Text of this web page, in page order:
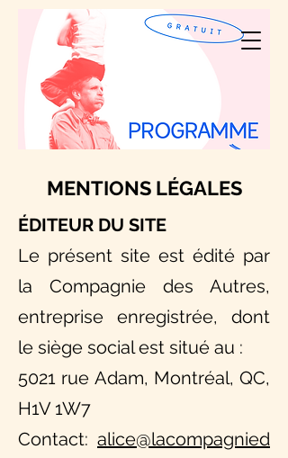
MENTIONS LÉGALES
ÉDITEUR DU SITE
Le présent site est édité par
la Compagnie des Autres,
entreprise enregistrée, dont
le siège social est situé au :
5021 rue Adam, Montréal, QC,
H1V 1W7
Contact: alice@lacompagnied